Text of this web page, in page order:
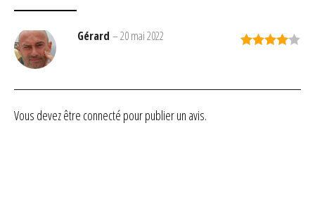
Gérard –20 mai 2022
Vous devez être connecté pour publier un avis.